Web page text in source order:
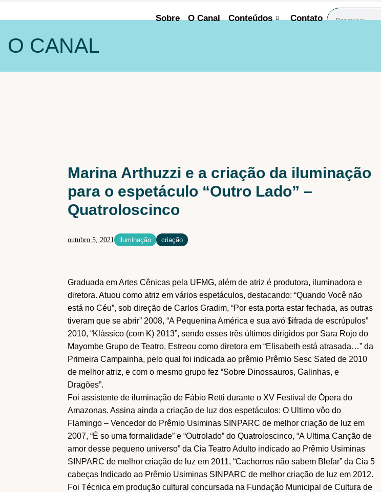
Sobre O Canal Conteúdos Contato
O CANAL
Iluminação Arquitetural
Sonoplastia
PROGRAMAS
Laboratórios
Livro
MundoPesquisa
Tecnologia
Marina Arthuzzi e a criação da iluminação
para o espetáculo “Outro Lado” –
Quatroloscinco
outubro 5, 2021 iluminação criação
Graduada em Artes Cênicas pela UFMG, além de atriz é produtora, iluminadora e
diretora. Atuou como atriz em vários espetáculos, destacando: “Quando Você não
está no Céu”, sob direção de Carlos Gradim, “Por esta porta estar fechada, as outras
tiveram que se abrir” 2008, “A Pequenina América e sua avó $ifrada de escrúpulos”
2010, “Klássico (com K) 2013”, sendo esses três últimos dirigidos por Sara Rojo do
Mayombe Grupo de Teatro. Estreou como diretora em “Elisabeth está atrasada…” da
Primeira Campainha, pelo qual foi indicada ao prêmio Prêmio Sesc Sated de 2010
de melhor atriz, e com o mesmo grupo fez “Sobre Dinossauros, Galinhas, e
Dragões”.
Foi assistente de iluminação de Fábio Retti durante o XV Festival de Ópera do
Amazonas. Assina ainda a criação de luz dos espetáculos: O Ultimo vôo do
Flamingo – Vencedor do Prêmio Usiminas SINPARC de melhor criação de luz em
2007, “É so uma formalidade” e “Outrolado” do Quatroloscinco, “A Ultima Canção de
amor desse pequeno universo” da Cia Teatro Adulto indicado ao Prêmio Usiminas
SINPARC de melhor criação de luz em 2011, “Cachorros não sabem Blefar” da Cia 5
cabeças Indicado ao Prêmio Usiminas SINPARC de melhor criação de luz em 2012.
Foi Técnica em produção cultural concursada na Fundação Municipal de Cultura de